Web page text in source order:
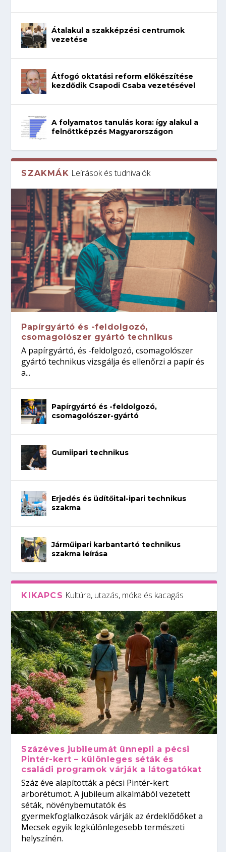
Átalakul a szakképzési centrumok
vezetése
Átfogó oktatási reform előkészítése
kezdődik Csapodi Csaba vezetésével
A folyamatos tanulás kora: így alakul a
felnőttképzés Magyarországon
SZAKMÁK Leírások és tudnivalók
Papírgyártó és -feldolgozó,
csomagolószer gyártó technikus
A papírgyártó, és -feldolgozó, csomagolószer
gyártó technikus vizsgálja és ellenőrzi a papír és
a...
Papírgyártó és -feldolgozó,
csomagolószer-gyártó
Gumiipari technikus
Erjedés és üdítőital-ipari technikus
szakma
Járműipari karbantartó technikus
szakma leírása
KIKAPCS Kultúra, utazás, móka és kacagás
Százéves jubileumát ünnepli a pécsi
Pintér-kert – különleges séták és
családi programok várják a látogatókat
Száz éve alapították a pécsi Pintér-kert
arborétumot. A jubileum alkalmából vezetett
séták, növénybemutatók és
gyermekfoglalkozások várják az érdeklődőket a
Mecsek egyik legkülönlegesebb természeti
helyszínén.